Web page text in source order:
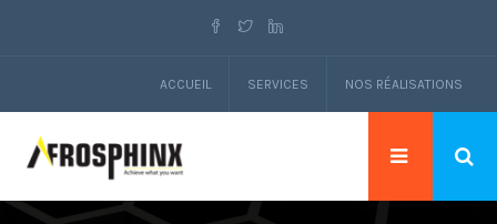
ACCUEIL SERVICES NOS RÉALISATIONS